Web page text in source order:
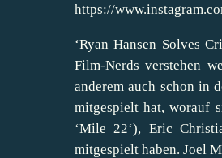
https://
‘Ryan Hansen Solves
Film-Nerds verstehen
anderem auch schon in
mitgespielt hat, worauf
‘Mile 22‘), Eric
mitgespielt haben. Joel